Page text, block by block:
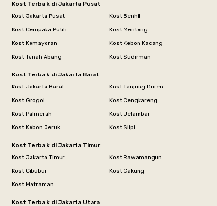
Kost Terbaik di Jakarta Pusat
Kost Jakarta Pusat
Kost Benhil
Kost Cempaka Putih
Kost Menteng
Kost Kemayoran
Kost Kebon Kacang
Kost Tanah Abang
Kost Sudirman
Kost Terbaik di Jakarta Barat
Kost Jakarta Barat
Kost Tanjung Duren
Kost Grogol
Kost Cengkareng
Kost Palmerah
Kost Jelambar
Kost Kebon Jeruk
Kost Slipi
Kost Terbaik di Jakarta Timur
Kost Jakarta Timur
Kost Rawamangun
Kost Cibubur
Kost Cakung
Kost Matraman
Kost Terbaik di Jakarta Utara